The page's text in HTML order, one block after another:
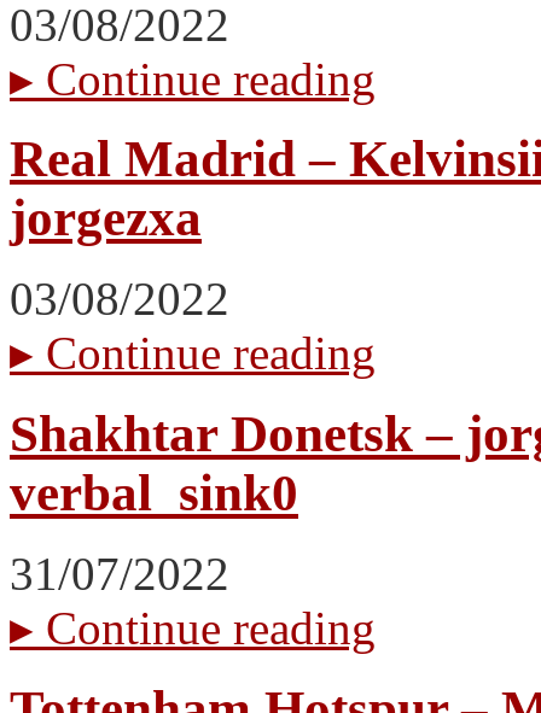
03/08/2022
▸ Continue reading
Real Madrid –
jorgezxa
03/08/2022
▸ Continue reading
Shakhtar Donetsk –
verbal_sink0
31/07/2022
▸ Continue reading